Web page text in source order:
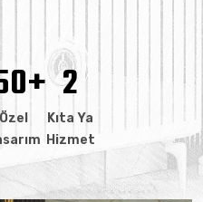
+
Özel
3
Kıta Ya
Hizmet